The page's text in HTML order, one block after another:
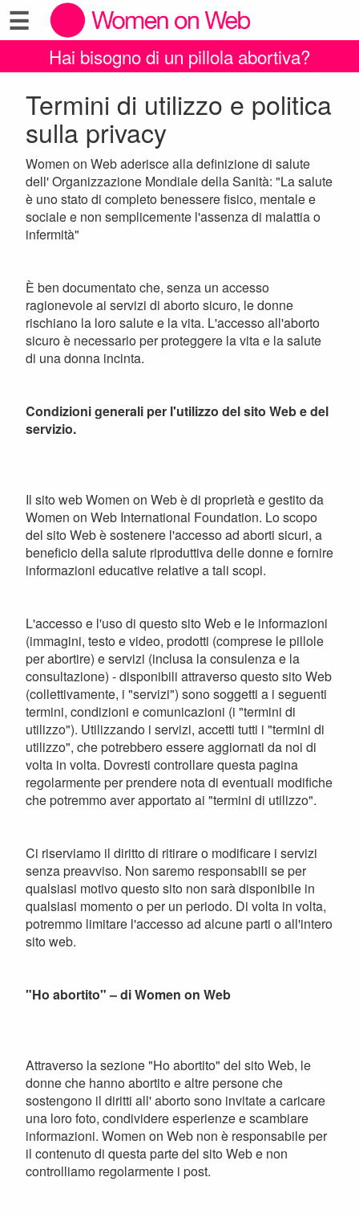
☰
Hai bisogno di un pillola abortiva?
Termini di utilizzo e politica
sulla privacy
Women on Web aderisce alla definizione di salute
dell' Organizzazione Mondiale della Sanità: "La salute
è uno stato di completo benessere fisico, mentale e
sociale e non semplicemente l'assenza di malattia o
infermità"
È ben documentato che, senza un accesso
ragionevole ai servizi di aborto sicuro, le donne
rischiano la loro salute e la vita. L'accesso all'aborto
sicuro è necessario per proteggere la vita e la salute
di una donna incinta.
Condizioni generali per l'utilizzo del sito Web e del
servizio.
Il sito web Women on Web è di proprietà e gestito da
Women on Web International Foundation. Lo scopo
del sito Web è sostenere l'accesso ad aborti sicuri, a
beneficio della salute riproduttiva delle donne e fornire
informazioni educative relative a tali scopi.
L'accesso e l'uso di questo sito Web e le informazioni
(immagini, testo e video, prodotti (comprese le pillole
per abortire) e servizi (inclusa la consulenza e la
consultazione) - disponibili attraverso questo sito Web
(collettivamente, i "servizi") sono soggetti a i seguenti
termini, condizioni e comunicazioni (i "termini di
utilizzo"). Utilizzando i servizi, accetti tutti i "termini di
utilizzo", che potrebbero essere aggiornati da noi di
volta in volta. Dovresti controllare questa pagina
regolarmente per prendere nota di eventuali modifiche
che potremmo aver apportato ai "termini di utilizzo".
Ci riserviamo il diritto di ritirare o modificare i servizi
senza preavviso. Non saremo responsabili se per
qualsiasi motivo questo sito non sarà disponibile in
qualsiasi momento o per un periodo. Di volta in volta,
potremmo limitare l'accesso ad alcune parti o all'intero
sito web.
"Ho abortito" – di Women on Web
Attraverso la sezione "Ho abortito" del sito Web, le
donne che hanno abortito e altre persone che
sostengono il diritti all' aborto sono invitate a caricare
una loro foto, condividere esperienze e scambiare
informazioni. Women on Web non è responsabile per
il contenuto di questa parte del sito Web e non
controlliamo regolarmente i post.